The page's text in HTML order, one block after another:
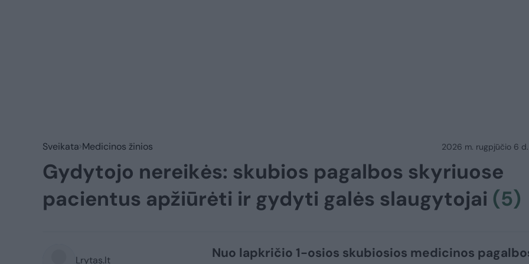
Sveikata Medicinos žinios 2026 m. rugpjūčio 6 d.
Gydytojo nereikės: skubios pagalbos skyriuose
pacientus apžiūrėti ir gydyti galės slaugytojai (5)
Lrytas.lt
Nuo lapkričio 1-osios skubiosios medicinos